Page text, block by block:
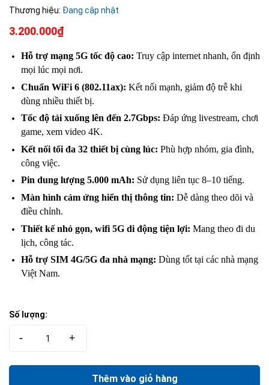
Thương hiệu: Đang cập nhật
3.200.000₫
Hỗ trợ mạng 5G tốc độ cao: Truy cập internet nhanh, ổn định
mọi lúc mọi nơi.
Chuẩn WiFi 6 (802.11ax): Kết nối mạnh, giảm độ trễ khi
dùng nhiều thiết bị.
Tốc độ tải xuống lên đến 2.7Gbps: Đáp ứng livestream, chơi
game, xem video 4K.
Kết nối tối đa 32 thiết bị cùng lúc: Phù hợp nhóm, gia đình,
công việc.
Pin dung lượng 5.000 mAh: Sử dụng liên tục 8–10 tiếng.
Màn hình cảm ứng hiển thị thông tin: Dễ dàng theo dõi và
điều chỉnh.
Thiết kế nhỏ gọn, wifi 5G di động tiện lợi: Mang theo đi du
lịch, công tác.
Hỗ trợ SIM 4G/5G đa nhà mạng: Dùng tốt tại các nhà mạng
Việt Nam.
Số lượng:
- +
Thêm vào giỏ hàng